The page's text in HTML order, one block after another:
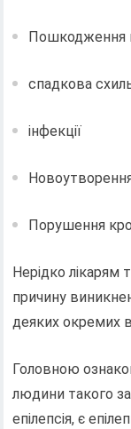
Пошкодження
спадкова
інфекції
Порушення
Нерідко лікарям
причину
деяких окремих
Головною
людини такого
епілепсія, є